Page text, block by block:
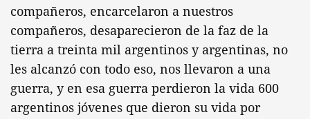
compañeros, encarcelaron a nuestros
compañeros, desaparecieron de la faz de la
tierra a treinta mil argentinos y argentinas, no
les alcanzó con todo eso, nos llevaron a una
guerra, y en esa guerra perdieron la vida 600
argentinos jóvenes que dieron su vida por